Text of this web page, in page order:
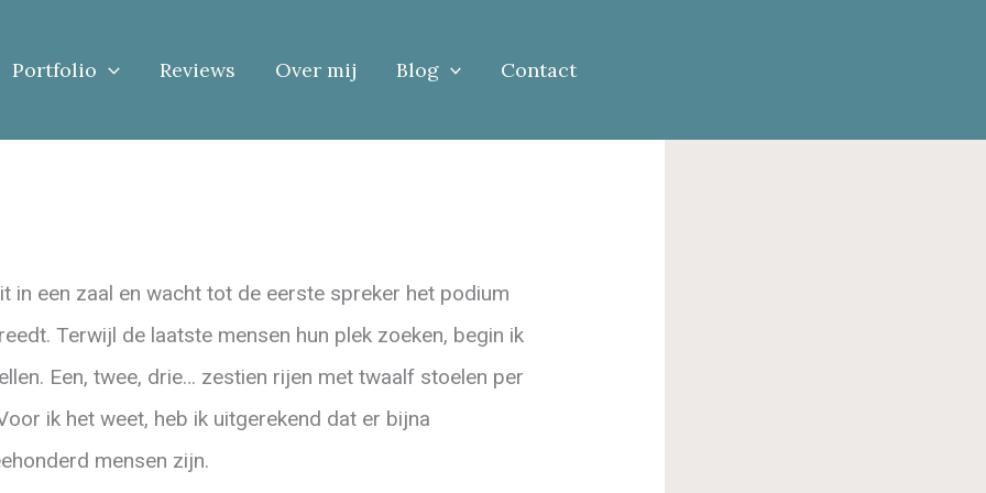
Portfolio Reviews Over mij Blog Contact
in een zaal en wacht tot de eerste spreker het podium
Terwijl de laatste mensen hun plek zoeken, begin ik
Een, twee, drie… zestien rijen met twaalf stoelen per
ik het weet, heb ik uitgerekend dat er bijna
mensen zijn.